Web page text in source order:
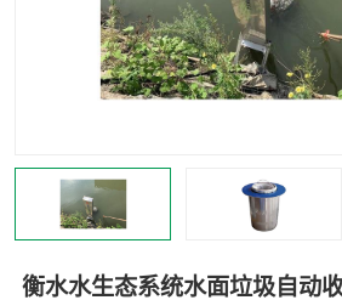
衡水水生态系统水面垃圾自动
雨水收集回用装置 门
智能一体化灌溉泵房 一体
一体化泵闸